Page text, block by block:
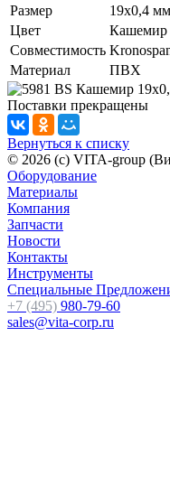
Размер
19x0,4 мм
Цвет
Кашемир
Совместимость
Материал
ПВХ
Поставки прекращены
Вернуться к списку
© 2026 (c) VITA-group
Оборудование
Материалы
Компания
Запчасти
Новости
Контакты
Инструменты
Специальные
+7 (495) 980-79-60
sales@vita-corp.ru